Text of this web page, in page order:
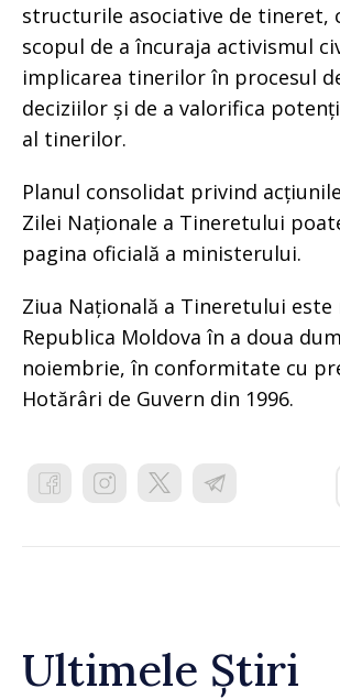
structurile asociative de tineret,
scopul de a încuraja activismul
implicarea tinerilor în procesul
deciziilor și de a valorifica
al tinerilor.
Planul consolidat privind
Zilei Naționale a Tineretului
pagina oficială a ministerului.
Ziua Națională a Tineretului este
Republica Moldova în a doua
noiembrie, în conformitate cu
Hotărâri de Guvern din 1996.
Ultimele Știri